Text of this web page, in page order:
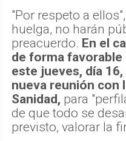
"Por respeto a
huelga, no harán
preacuerdo. En el
de forma
este jueves, día
nueva reunión con
Sanidad, para
de que todo se
previsto, valorar la